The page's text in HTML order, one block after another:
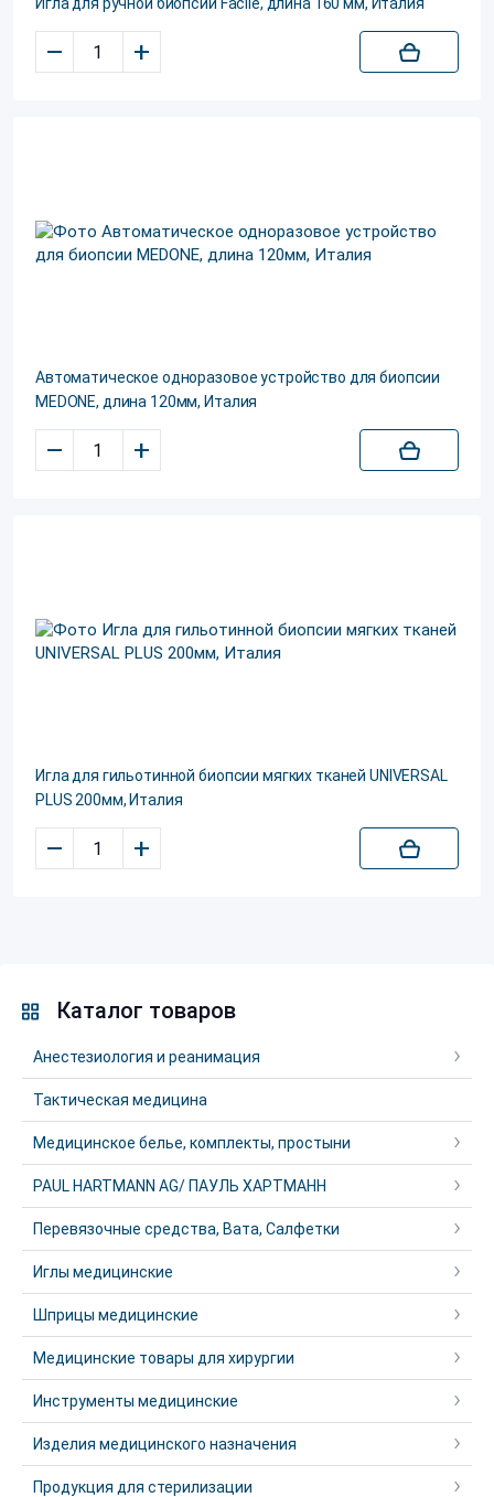
– +
Автоматическое одноразовое устройство для биопсии
MEDONE, длина 120мм, Италия
– +
Игла для гильотинной биопсии мягких тканей UNIVERSAL
PLUS 200мм, Италия
– +
Каталог товаров
Анестезиология и реанимация
Тактическая медицина
Медицинское белье, комплекты, простыни
PAUL HARTMANN AG/ ПАУЛЬ ХАРТМАНН
Перевязочные средства, Вата, Салфетки
Иглы медицинские
Шприцы медицинские
Медицинские товары для хирургии
Инструменты медицинские
Изделия медицинского назначения
Продукция для стерилизации